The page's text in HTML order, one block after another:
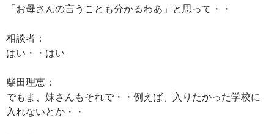
「お母さんの言うことも分かるわあ」と思って・・
相談者：
はい・・はい
柴田理恵：
でもま、妹さんもそれで・・例えば、入りたかった学校に
入れないとか・・